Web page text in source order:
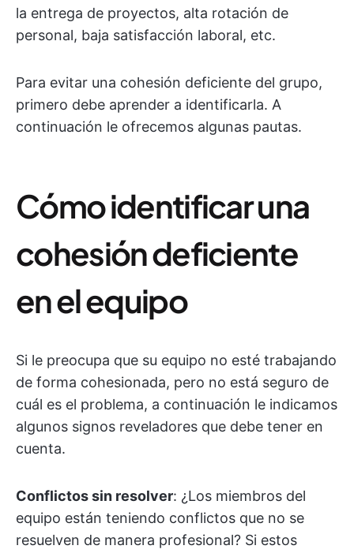
la entrega de proyectos, alta rotación de
personal, baja satisfacción laboral, etc.
Para evitar una cohesión deficiente del grupo,
primero debe aprender a identificarla. A
continuación le ofrecemos algunas pautas.
Cómo identificar una
cohesión deficiente
en el equipo
Si le preocupa que su equipo no esté trabajando
de forma cohesionada, pero no está seguro de
cuál es el problema, a continuación le indicamos
algunos signos reveladores que debe tener en
cuenta.
Conflictos sin resolver: ¿Los miembros del
equipo están teniendo conflictos que no se
resuelven de manera profesional? Si estos